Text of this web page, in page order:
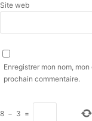
Site web
Enregistrer mon nom,
prochain commentaire.
8 − 3 =